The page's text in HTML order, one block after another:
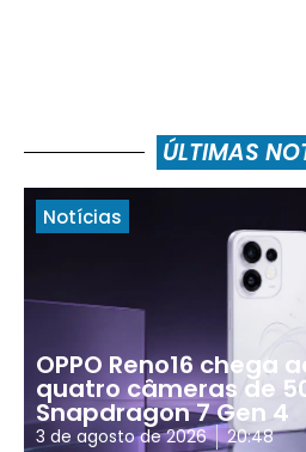
ÚLTIMAS
Notícias
OPPO Reno16 chega
quatro câmeras de
Snapdragon 7 Gen 4
3 de agosto de 2026 20:48